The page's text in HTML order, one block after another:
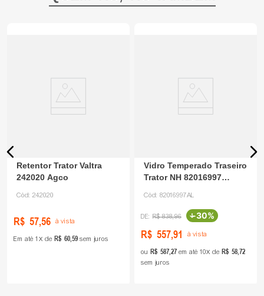
Retentor Trator Valtra
242020 Agco
Cód: 242020
R$ 57,56 à vista
Em até 1 de R$ 6059 sem juros
Vidro Temperado Traseiro
Trator NH 82016997
Cód: 82016997AL
R$ 838,96 -30%
R$ 557,91 à vista
ou R$ 58727 em até 10 de R$ 5872
sem juros